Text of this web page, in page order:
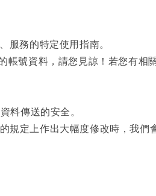
務的特定使用指南。
帳號資料，請您見諒！若您有
料傳送的安全。
定上作出大幅度修改時，我們